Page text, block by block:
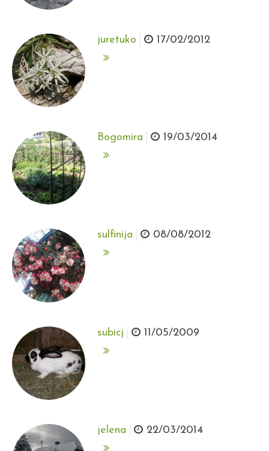
juretuko 17/02/2012
Bogomira 19/03/2014
sulfinija 08/08/2012
subicj 11/05/2009
jelena 22/03/2014